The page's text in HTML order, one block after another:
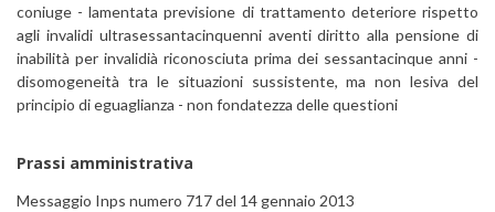
coniuge - lamentata previsione di trattamento deteriore rispetto
agli invalidi ultrasessantacinquenni aventi diritto alla pensione di
inabilità per invalidià riconosciuta prima dei sessantacinque anni -
disomogeneità tra le situazioni sussistente, ma non lesiva del
principio di eguaglianza - non fondatezza delle questioni
Prassi amministrativa
Messaggio Inps numero 717 del 14 gennaio 2013